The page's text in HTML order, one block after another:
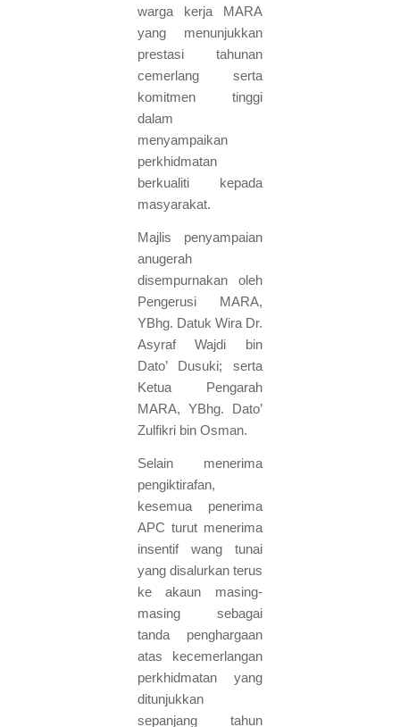
warga kerja MARA
yang menunjukkan
prestasi tahunan
cemerlang serta
komitmen tinggi
dalam
menyampaikan
perkhidmatan
berkualiti kepada
masyarakat.
Majlis penyampaian
anugerah
disempurnakan oleh
Pengerusi MARA,
YBhg. Datuk Wira Dr.
Asyraf Wajdi bin
Dato’ Dusuki; serta
Ketua Pengarah
MARA, YBhg. Dato’
Zulfikri bin Osman.
Selain menerima
pengiktirafan,
kesemua penerima
APC turut menerima
insentif wang tunai
yang disalurkan terus
ke akaun masing-
masing sebagai
tanda penghargaan
atas kecemerlangan
perkhidmatan yang
ditunjukkan
sepanjang tahun